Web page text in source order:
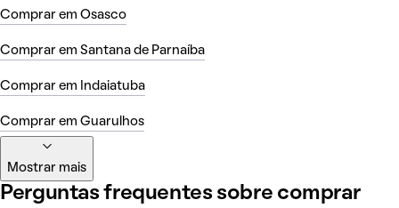
Comprar em Osasco
Comprar em Santana de Parnaíba
Comprar em Indaiatuba
Comprar em Guarulhos
Mostrar mais
Perguntas frequentes sobre comprar